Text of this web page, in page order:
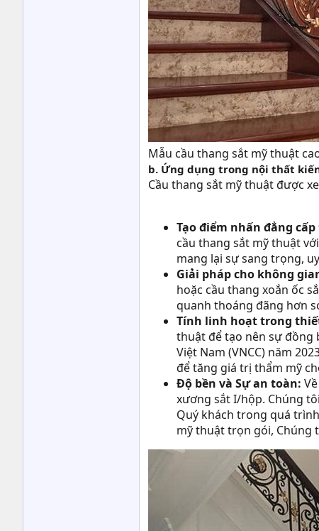
Mẫu cầu thang sắt mỹ thuật
b. Ứng dụng trong nội thất
Cầu thang sắt mỹ thuật được
Tạo điểm nhấn đẳng
cầu thang sắt mỹ thuật
mang lại sự sang trọng,
Giải pháp cho không
hoặc cầu thang xoắn ốc
quanh thoáng đãng hơn
Tính linh hoạt trong
thuật để tạo nên sự đồng
Việt Nam (VNCC) năm
để tăng giá trị thẩm mỹ
Độ bền và Sự an toàn:
xương sắt I/hộp. Chúng
Quý khách trong quá
mỹ thuật trọn gói, Chúng